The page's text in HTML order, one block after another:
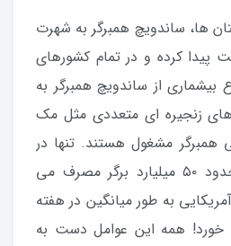
ها، ساندویچ همبرگر به شهرت
پیدا کرده و در تمام کشورهای
بیشماری از ساندویچ همبرگر به
زنجیره ای متعددی مثل مک
همبرگر مشغول هستند. تنها در
ایالات متحده سالانه حدود ۵۰ میلیارد برگر مصرف می
به طور میانگین در هفته
خورد! همه این عوامل دست به